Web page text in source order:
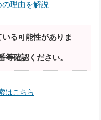
理由を解説
る可能性がありま
等確認ください。
はこちら